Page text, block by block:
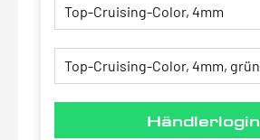
Händlerlogin